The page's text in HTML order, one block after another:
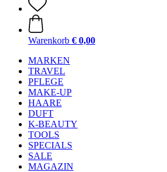
Warenkorb € 0,00
MARKEN
TRAVEL
PFLEGE
MAKE-UP
HAARE
DUFT
K-BEAUTY
TOOLS
SPECIALS
SALE
MAGAZIN